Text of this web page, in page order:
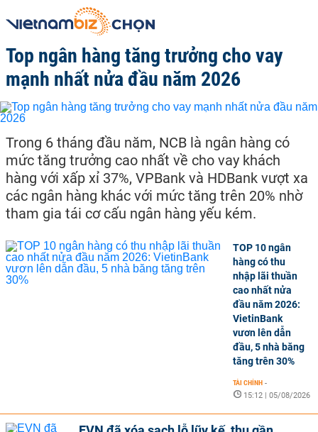
Top ngân hàng tăng trưởng cho vay
mạnh nhất nửa đầu năm 2026
Trong 6 tháng đầu năm, NCB là ngân hàng có
mức tăng trưởng cao nhất về cho vay khách
hàng với xấp xỉ 37%, VPBank và HDBank vượt xa
các ngân hàng khác với mức tăng trên 20% nhờ
tham gia tái cơ cấu ngân hàng yếu kém.
TOP 10 ngân
hàng có thu
nhập lãi thuần
cao nhất nửa
đầu năm 2026:
VietinBank
vươn lên dẫn
đầu, 5 nhà băng
tăng trên 30%
TÀI CHÍNH -
15:12 | 05/08/2026